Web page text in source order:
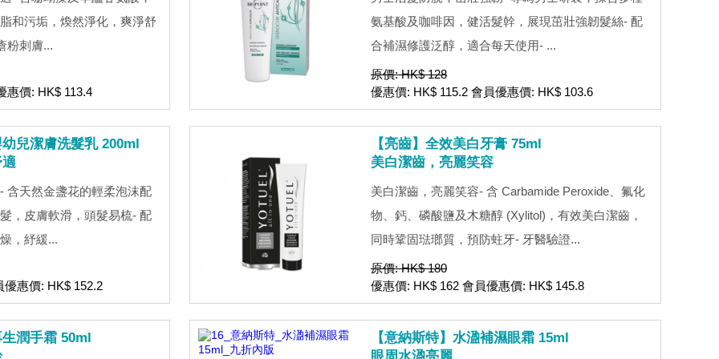
和污垢，煥然淨化，爽淨舒
粉刺膚...
惠價: HK$ 113.4
氨基酸及咖啡因，健活髮幹，展現茁壯強韌髮絲- 配
合補濕修護泛醇，適合每天使用- ...
原價: HK$ 128
優惠價: HK$ 115.2 會員優惠價: HK$ 103.6
兒潔膚洗髮乳 200ml
含天然金盞花的輕柔泡沫配
，皮膚軟滑，頭髮易梳- 配
，紓緩...
優惠價: HK$ 152.2
【亮齒】全效美白牙膏 75ml
美白潔齒，亮麗笑容
美白潔齒，亮麗笑容- 含 Carbamide Peroxide、氟化
物、鈣、磷酸鹽及木糖醇 (Xylitol)，有效美白潔齒，
同時鞏固琺瑯質，預防蛀牙- 牙醫驗證...
原價: HK$ 180
優惠價: HK$ 162 會員優惠價: HK$ 145.8
潤手霜 50ml
【意納斯特】水溋補濕眼霜 15ml